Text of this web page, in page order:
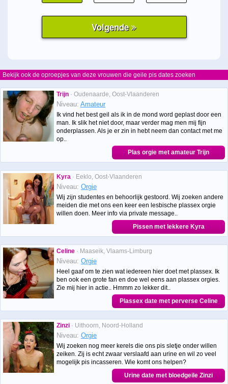
Bekijk ook de oproepjes van deze vrouwen die geile pis dates zoeken
Trijn · Oudenaarde, Oost-Vlaanderen
Niveau: Amateur
Ik vind het best geil als ik in de mond word geplast door een
man. Ik slik het niet door, maar verder mag men mij fijn
onderplassen. Als je er zin in hebt neem dan contact met me
op..
Plas orgie met amateur Trijn
Kyra · Eeklo, Oost-Vlaanderen
Niveau: Orgie
Wij zijn studentes en behoorlijk gestoord. Wij zoeken andere
meiden die met ons een keer een lesbische plassex orgie
willen doen. Meer info via private message..
Pissen met lekkere Kyra
Celine · Maaseik, Vlaams-Limburg
Niveau: Orgie
Heel gaaf om te zien wat iedereen hier doet met plassex. Ik
ben ook een grote fan en doe wel eens aan plassex orgies.
Zie mij hier in actie.. Hmmm zo lekker dit..
Plassex date met perverse Celine
Zinzi · Uithoorn, Noord-Holland
Niveau: Orgie
Wij zoeken nog meer kerels die ons pis sletje onder willen
zeiken. Zij is echt zwaar verslaafd aan urine en wil zo veel
mogelijk pis incasseren. Wie komt ons helpen?
Urine date met bloedgeile Zinzi